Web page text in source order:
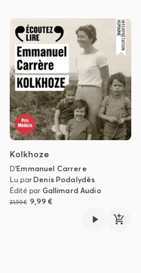
Kolkhoze
D'Emmanuel Carrere
Lu parDenis Podalydès
Édité par Gallimard Audio
21,99 € 9,99 €